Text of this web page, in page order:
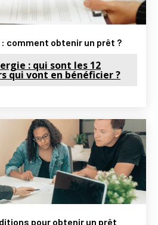
: comment obtenir un prêt ?
: qui sont les 12
qui vont en bénéficier ?
pour obtenir un prêt